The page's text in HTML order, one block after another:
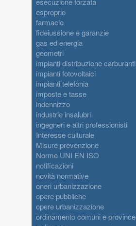
esproprio
farmacie
fideiussione e garanzie
gas ed energia
geometri
impianti distribuzione carburanti
impianti fotovoltaici
impianti telefonia
imposte e tasse
indennizzo
industrie insalubri
ingegneri e altri professionisti
Interesse culturale
Misure prevenzione
Norme UNI EN ISO
notificazioni
novità normative
oneri urbanizzazione
opere pubbliche
opere urbanizzazione
ordinamento comuni e province